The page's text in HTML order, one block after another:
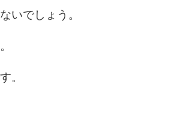
いでしょう。
。